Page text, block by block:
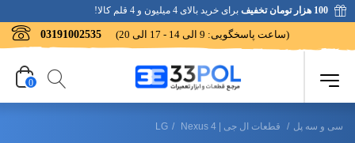
100 هزار تومان تخفیف برای خرید بالای 4 میلیون و 4 قلم کالا!
03191002535 (ساعت پاسخگویی: 9 الی 14 - 17 الی 20)
0
سی و سه پل / قطعات ال جی | LG / Nexus 4